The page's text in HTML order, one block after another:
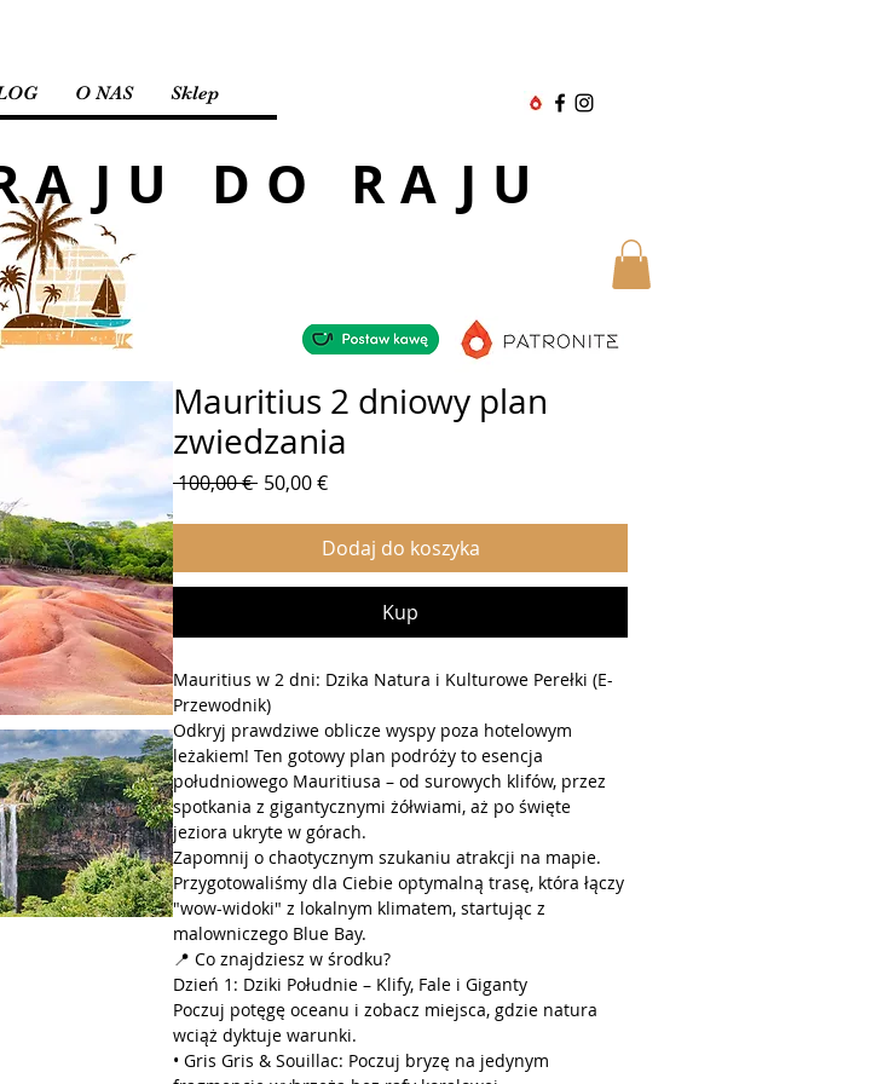
O NAS Sklep
DO RAJU
Mauritius 2 dniowy plan
zwiedzania
100,00 € Regularna
50,00 €Cena
Dodaj do koszyka
Kup
Mauritius w 2 dni: Dzika Natura i Kulturowe Perełki (E-
Przewodnik)
Odkryj prawdziwe oblicze wyspy poza hotelowym
leżakiem! Ten gotowy plan podróży to esencja
południowego Mauritiusa – od surowych klifów, przez
spotkania z gigantycznymi żółwiami, aż po święte
jeziora ukryte w górach.
Zapomnij o chaotycznym szukaniu atrakcji na mapie.
Przygotowaliśmy dla Ciebie optymalną trasę, która łączy
"wow-widoki" z lokalnym klimatem, startując z
malowniczego Blue Bay.
📍 Co znajdziesz w środku?
Dzień 1: Dziki Południe – Klify, Fale i Giganty
Poczuj potęgę oceanu i zobacz miejsca, gdzie natura
wciąż dyktuje warunki.
• Gris Gris & Souillac: Poczuj bryzę na jedynym